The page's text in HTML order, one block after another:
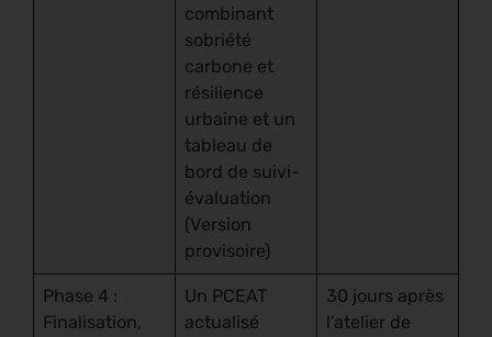
combinant
sobriété
carbone et
résilience
urbaine et un
tableau de
bord de suivi-
évaluation
(Version
provisoire)
Phase 4 :
Finalisation,
Un PCEAT
actualisé
30 jours après
l’atelier de